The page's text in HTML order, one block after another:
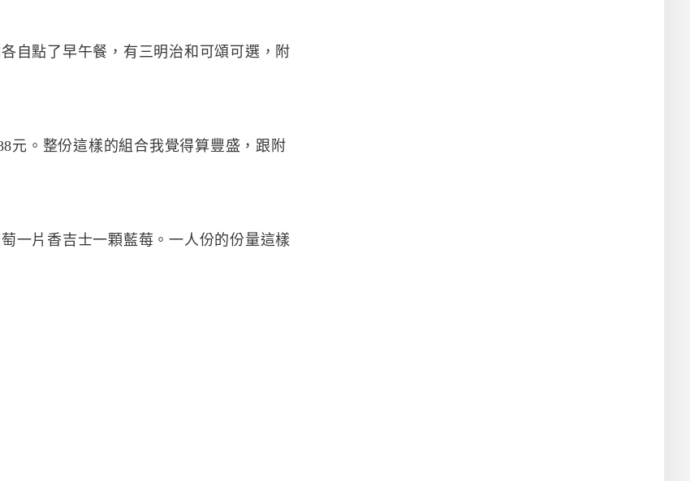
自點了早午餐，有三明治和可頌可選，附
元。整份這樣的組合我覺得算豐盛，跟附
一片香吉士一顆藍莓。一人份的份量這樣